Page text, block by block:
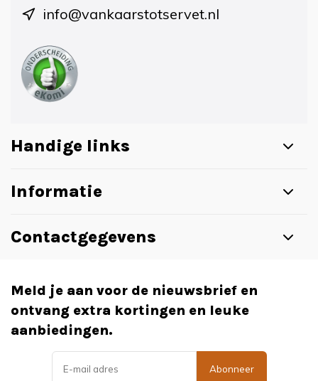
info@vankaarstotservet.nl
Handige links
Informatie
Contactgegevens
Meld je aan voor de nieuwsbrief en
ontvang extra kortingen en leuke
aanbiedingen.
Abonneer